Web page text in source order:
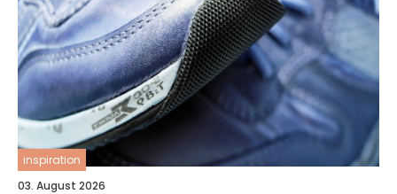
inspiration
03. August 2026